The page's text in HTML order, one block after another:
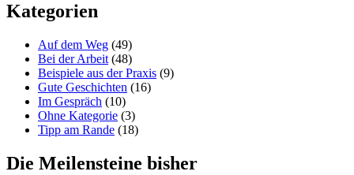
Kategorien
Auf dem Weg (49)
Bei der Arbeit (48)
Beispiele aus der Praxis (9)
Gute Geschichten (16)
Im Gespräch (10)
Ohne Kategorie (3)
Tipp am Rande (18)
Die Meilensteine bisher